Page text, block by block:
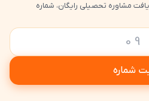
مشاوره تحصیلی رایگان، شماره
شماره